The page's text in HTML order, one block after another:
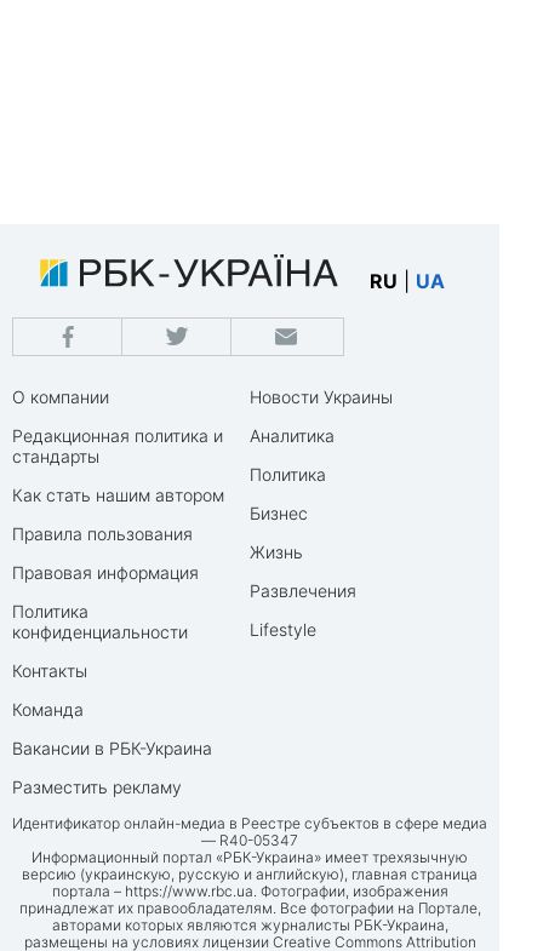
RU UA
О компании
Редакционная политика и
стандарты
Как стать нашим автором
Правила пользования
Правовая информация
Политика
конфиденциальности
Контакты
Команда
Вакансии в РБК-Украина
Разместить рекламу
Новости Украины
Аналитика
Политика
Бизнес
Жизнь
Развлечения
Lifestyle
Идентификатор онлайн-медиа в Реестре субъектов в сфере медиа
— R40-05347
Информационный портал «РБК-Украина» имеет трехязычную
версию (украинскую, русскую и английскую), главная страница
портала – https://www.rbc.ua. Фотографии, изображения
принадлежат их правообладателям. Все фотографии на Портале,
авторами которых являются журналисты РБК-Украина,
размещены на условиях лицензии Creative Commons Attribution